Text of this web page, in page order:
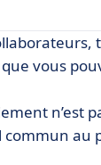
vous
n’est
au